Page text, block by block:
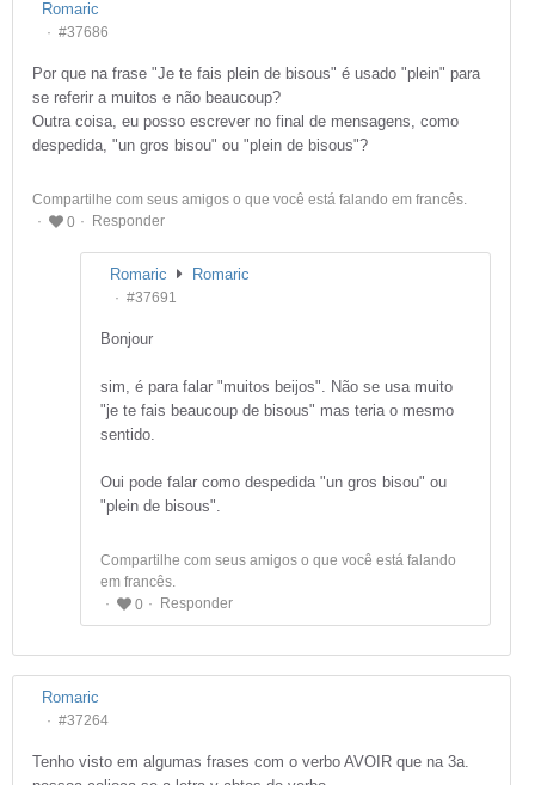
Romaric
#37686
Por que na frase "Je te fais plein de bisous" é usado "plein" para
se referir a muitos e não beaucoup?
Outra coisa, eu posso escrever no final de mensagens, como
despedida, "un gros bisou" ou "plein de bisous"?
Compartilhe com seus amigos o que você está falando em francês.
0
Responder
Romaric Romaric
#37691
Bonjour
sim, é para falar "muitos beijos". Não se usa muito
"je te fais beaucoup de bisous" mas teria o mesmo
sentido.
Oui pode falar como despedida "un gros bisou" ou
"plein de bisous".
Compartilhe com seus amigos o que você está falando
em francês.
0
Responder
Romaric
#37264
Tenho visto em algumas frases com o verbo AVOIR que na 3a.